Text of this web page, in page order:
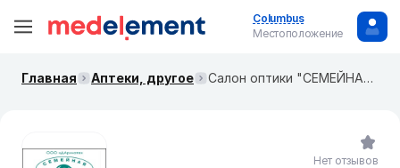
Columbus
Местоположение
Главная Аптеки, другое Салон оптики "СЕМЕЙНАЯ ОПТИКА" на Кирова
Нет отзывов